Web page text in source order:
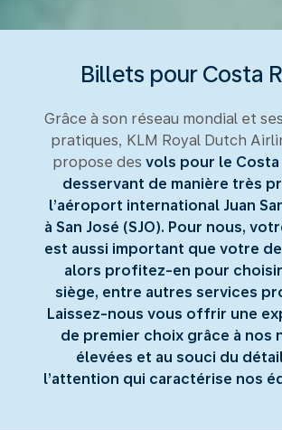
Billets pour Costa
Grâce à son réseau mondial et
pratiques, KLM Royal Dutch
propose des vols pour le Costa
desservant de manière très
l’aéroport international Juan
à San José (SJO). Pour nous,
est aussi important que votre
alors profitez-en pour
siège, entre autres services
Laissez-nous vous offrir une
de premier choix grâce à nos
élevées et au souci du
l’attention qui caractérise nos